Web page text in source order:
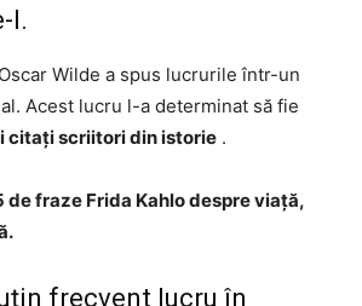
l.
Wilde a spus lucrurile într-un
Acest lucru l-a determinat să fie
citați scriitori din istorie .
de fraze Frida Kahlo despre viață,
frecvent lucru în